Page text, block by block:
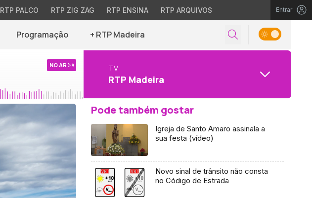
RTP PALCO RTP ZIG ZAG RTP ENSINA RTP ARQUIVOS Entrar
Programação + RTP Madeira
NO AR TV
RTP Madeira
Pode também gostar
Igreja de Santo Amaro assinala a
sua festa (vídeo)
Novo sinal de trânsito não consta
no Código de Estrada